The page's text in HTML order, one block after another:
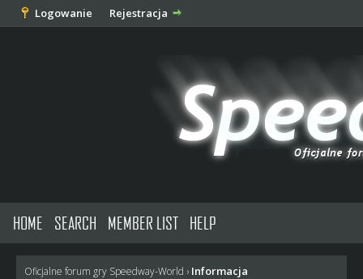
Logowanie Rejestracja
HOME SEARCH MEMBER LIST HELP
Oficjalne forum gry Speedway-World › Informacja